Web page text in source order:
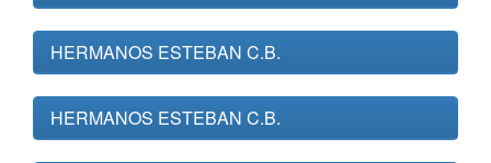
HERMANOS ESTEBAN C.B.
HERMANOS ESTEBAN C.B.